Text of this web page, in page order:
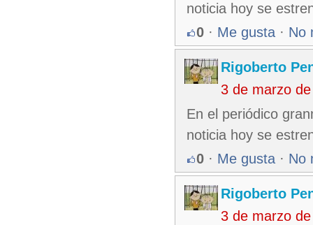
noticia hoy se
0 · Me gusta · No
Rigoberto
3 de marzo
En el periódico
noticia hoy se
0 · Me gusta · No
Rigoberto
3 de marzo